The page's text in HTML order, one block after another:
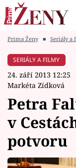
Módní alarm
Témata
Celebrity
Prima Ženy ■ Seriály a
SERIÁLY A FILMY
24. září 2013 12:25
Markéta Zídková
Petra
v
potvoru